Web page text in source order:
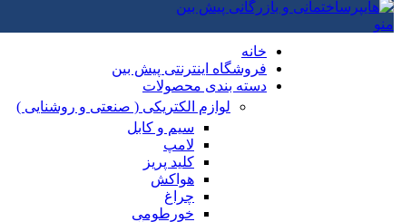
منو
خانه
فروشگاه اینترنتی پیش بین
دسته بندی محصولات
لوازم الکتریکی ( صنعتی و روشنایی )
سیم و کابل
لامپ
کلید پریز
هواکش
چراغ
خورطومی